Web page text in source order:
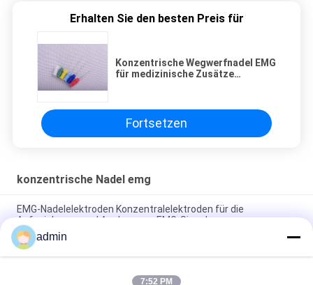
Erhalten Sie den besten Preis für
Konzentrische Wegwerfnadel EMG
für medizinische Zusätze
Fortsetzen
konzentrische Nadel emg
EMG-Nadelelektroden Konzentralelektroden für die
Aufzeichnung und Analyse von EMG-Signalen
Konzentrische schärfere Wegwerfnadeln Repusi EMG mit 6
Farben
admin
7:52 PM